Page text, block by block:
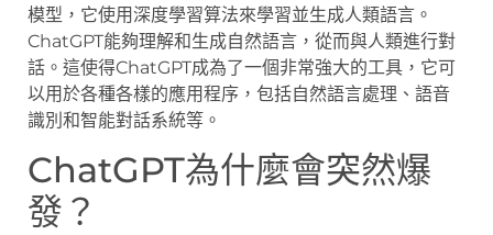
模型，它使用深度學習算法來學習並生成人類語言。
ChatGPT能夠理解和生成自然語言，從而與人類進行對
話。這使得ChatGPT成為了一個非常強大的工具，它可
以用於各種各樣的應用程序，包括自然語言處理、語音
識別和智能對話系統等。
ChatGPT為什麼會突然爆
發？